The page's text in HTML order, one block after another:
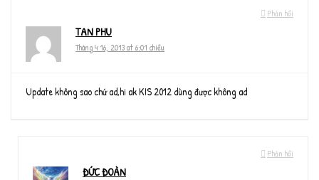
Phản hồi
TAN PHU
Tháng 4 16, 2013 at 6:01 chiều
Update không sao chứ ad,hi ak KIS 2012 dùng được không ad
Phản hồi
ĐỨC ĐOÀN